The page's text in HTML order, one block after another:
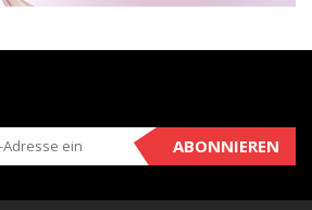
ABONNIEREN